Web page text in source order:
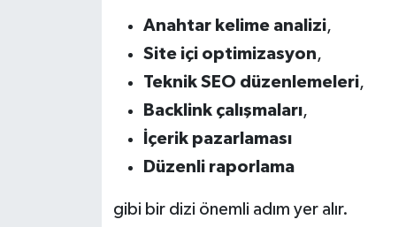
Anahtar kelime analizi,
Site içi optimizasyon,
Teknik SEO düzenlemeleri,
Backlink çalışmaları,
İçerik pazarlaması
Düzenli raporlama
gibi bir dizi önemli adım yer alır.